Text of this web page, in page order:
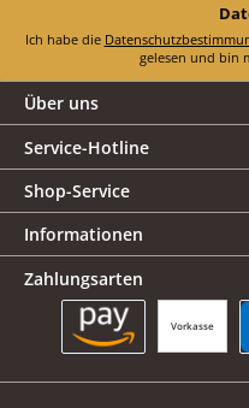
Ich habe die
gelesen und bin
Über uns
Service-Hotline
Shop-Service
Informationen
Zahlungsarten
Vorkasse